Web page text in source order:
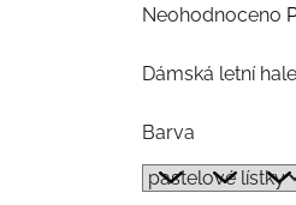
Průměrné
produktu
0,0
z
Neohodnoceno
Dámská letní
Barva